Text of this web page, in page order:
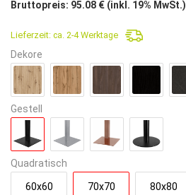
war:
142,35€
Preis
ist:
79,90€.
Bruttopreis: 95.08 € (inkl. 19% MwSt.)
Lieferzeit: ca. 2-4 Werktage
Dekore
Gestell
Quadratisch
60x60 70x70 80x80